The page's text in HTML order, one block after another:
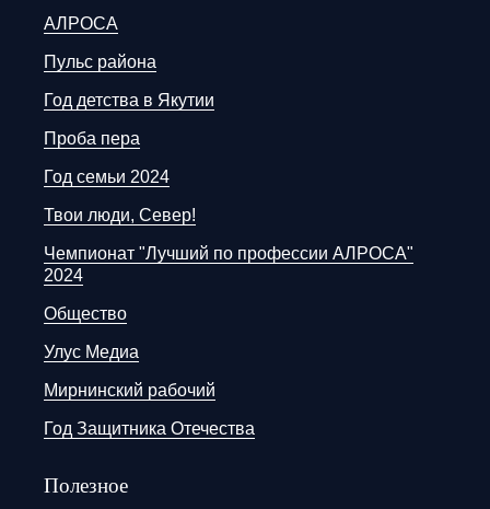
АЛРОСА
Пульс района
Год детства в Якутии
Проба пера
Год семьи 2024
Твои люди, Север!
Чемпионат "Лучший по профессии АЛРОСА"
2024
Общество
Улус Медиа
Мирнинский рабочий
Год Защитника Отечества
Полезное